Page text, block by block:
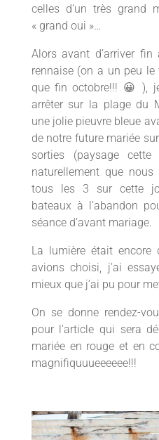
celles d’un très grand
« grand oui »…
Alors avant d’arriver
rennaise (on a un peu
que fin octobre!!! 😀 ),
arrêter sur la plage du
une jolie pieuvre bleue
de notre future mariée
sorties (paysage
naturellement que
tous les 3 sur cette
bateaux à l’abandon
séance d’avant mariage.
La lumière était encore
avions choisi, j’ai
mieux que j’ai pu pour
On se donne rendez-
pour l’article qui sera
mariée en rouge et en
magnifiquuueeeeee!!!